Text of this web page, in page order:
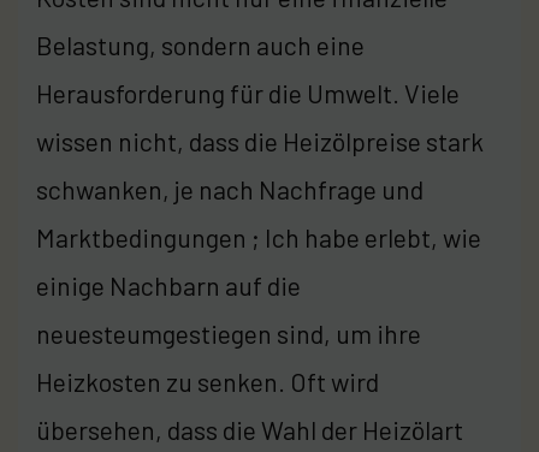
Belastung, sondern auch eine
Herausforderung für die Umwelt. Viele
wissen nicht, dass die Heizölpreise stark
schwanken, je nach Nachfrage und
Marktbedingungen ; Ich habe erlebt, wie
einige Nachbarn auf die
neuesteumgestiegen sind, um ihre
Heizkosten zu senken. Oft wird
übersehen, dass die Wahl der Heizölart